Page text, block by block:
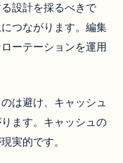
設計を採るべきで
つながります。編集
ーテーションを運用
は避け、キャッシュ
ます。キャッシュの
実的です。